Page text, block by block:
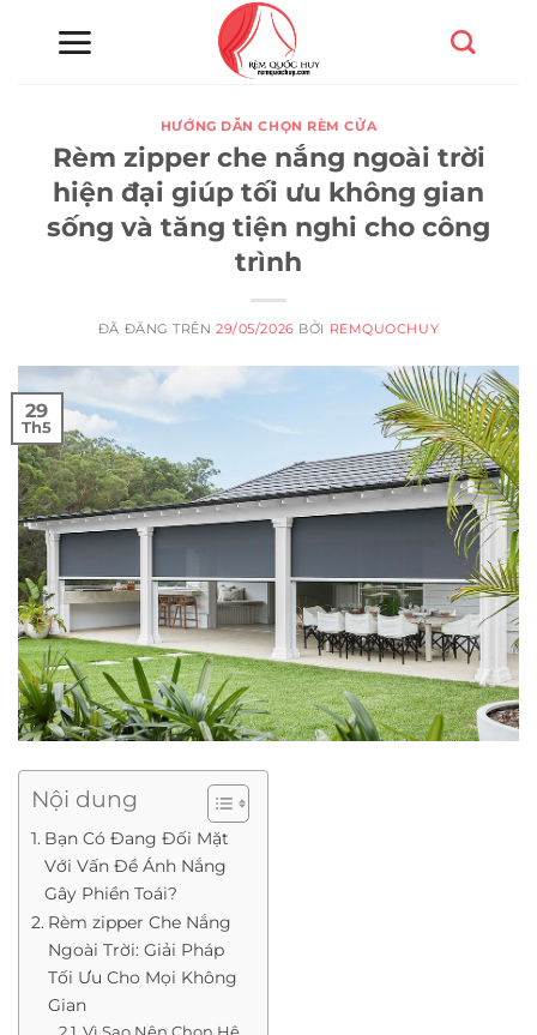
HƯỚNG DẪN CHỌN RÈM CỬA
Rèm zipper che nắng ngoài trời
hiện đại giúp tối ưu không gian
sống và tăng tiện nghi cho công
trình
ĐÃ ĐĂNG TRÊN29/05/2026 BỞI REMQUOCHUY
29
Th5
Nội dung
Bạn Có Đang Đối Mặt
Với Vấn Đề Ánh Nắng
Gây Phiền Toái?
Rèm zipper Che Nắng
Ngoài Trời: Giải Pháp
Tối Ưu Cho Mọi Không
Gian